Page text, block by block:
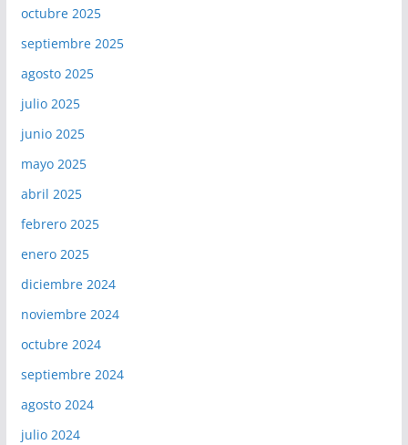
octubre 2025
septiembre 2025
agosto 2025
julio 2025
junio 2025
mayo 2025
abril 2025
febrero 2025
enero 2025
diciembre 2024
noviembre 2024
octubre 2024
septiembre 2024
agosto 2024
julio 2024